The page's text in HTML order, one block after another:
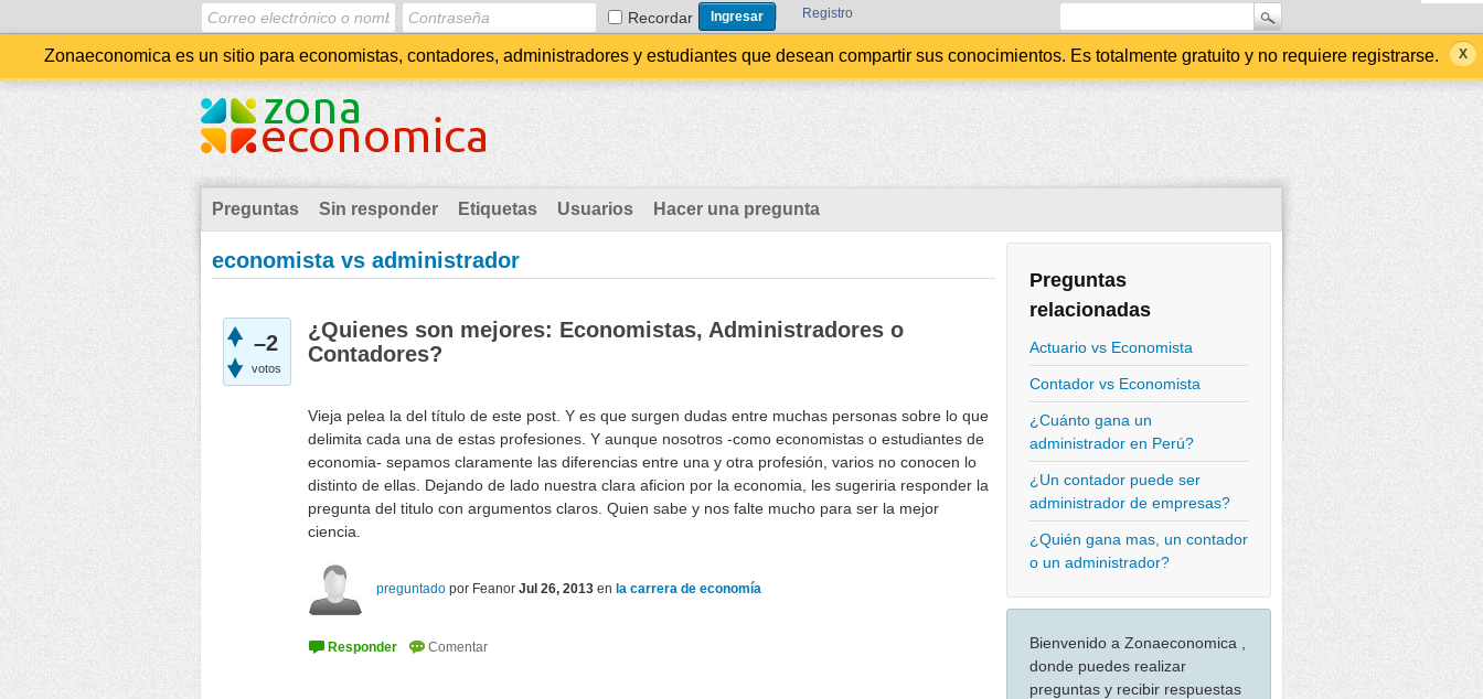
Recordar Registro
Zonaeconomica es un sitio para economistas, contadores, administradores y estudiantes que desean compartir sus conocimientos. Es totalmente gratuito y no requiere registrarse.
Preguntas Sin responder Etiquetas Usuarios Hacer una pregunta
Preguntas
relacionadas
Actuario vs Economista
Contador vs Economista
¿Cuánto gana un
administrador en Perú?
¿Un contador puede ser
administrador de empresas?
¿Quién gana mas, un contador
o un administrador?
Bienvenido a Zonaeconomica ,
donde puedes realizar
preguntas y recibir respuestas
economista vs administrador
–2
votos
¿Quienes son mejores: Economistas, Administradores o
Contadores?
Vieja pelea la del título de este post. Y es que surgen dudas entre muchas personas sobre lo que
delimita cada una de estas profesiones. Y aunque nosotros -como economistas o estudiantes de
economia- sepamos claramente las diferencias entre una y otra profesión, varios no conocen lo
distinto de ellas. Dejando de lado nuestra clara aficion por la economia, les sugeriria responder la
pregunta del titulo con argumentos claros. Quien sabe y nos falte mucho para ser la mejor
ciencia.
preguntado por Feanor Jul 26, 2013 en la carrera de economía